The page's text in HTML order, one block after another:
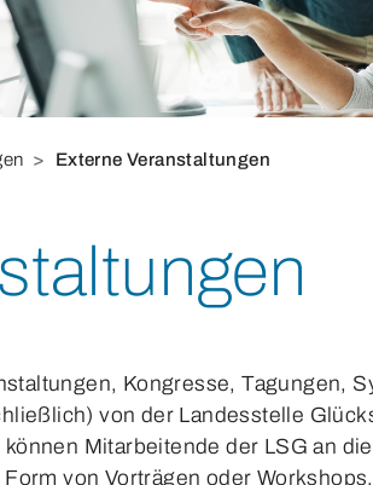
Externe Veranstaltungen
Kongresse, Tagungen,
von der Landesstelle
Mitarbeitende der LSG an
von Vorträgen oder Workshops.